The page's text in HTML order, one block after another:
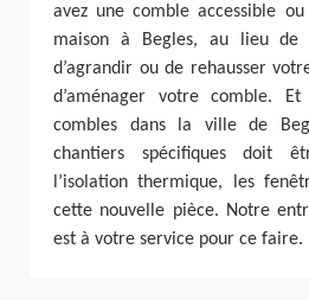
avez une comble accessible
maison à Begles, au lieu de
d’agrandir ou de rehausser
d’aménager votre comble.
combles dans la ville de
chantiers spécifiques doit
l’isolation thermique, les
cette nouvelle pièce. Notre
est à votre service pour ce faire.